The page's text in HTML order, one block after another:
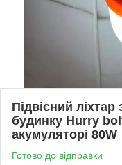
Підвісний
будинку Hurry
акумуляторі 80W
Готово до відправки